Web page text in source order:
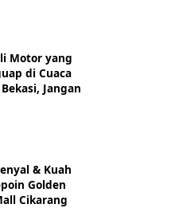
Motor yang
di Cuaca
Jangan
& Kuah
Golden
Cikarang